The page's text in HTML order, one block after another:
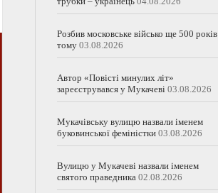
Розбив московське військо ще 500 років
тому 03.08.2026
Автор «Повісті минулих літ»
зареєструвався у Мукачеві 03.08.2026
Мукачівську вулицю назвали іменем
буковинської феміністки 03.08.2026
Вулицю у Мукачеві назвали іменем
святого праведника 02.08.2026